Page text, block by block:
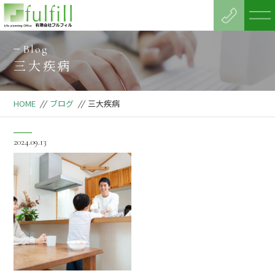
Blog
三大疾病
HOME // ブログ // 三大疾病
2024.09.13